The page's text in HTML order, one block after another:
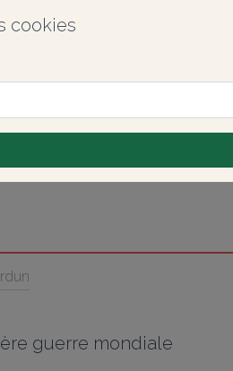
cookies
guerre mondiale